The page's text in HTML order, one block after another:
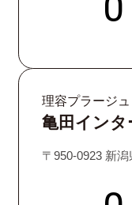
理容プラージュ
亀田インタ
〒950-0923 新